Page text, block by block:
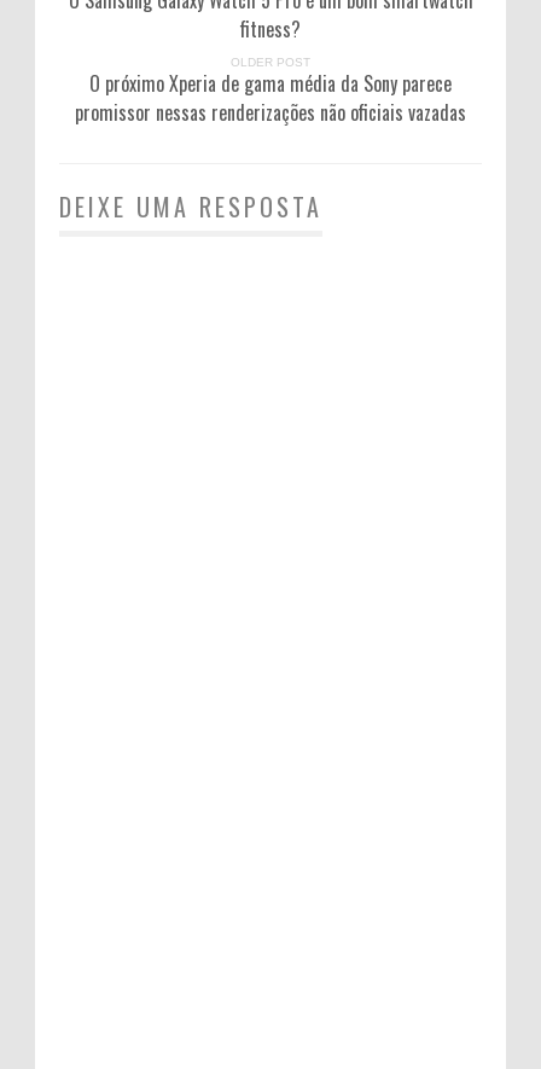
fitness?
OLDER POST
O próximo Xperia de gama média da Sony parece
promissor nessas renderizações não oficiais vazadas
DEIXE UMA RESPOSTA